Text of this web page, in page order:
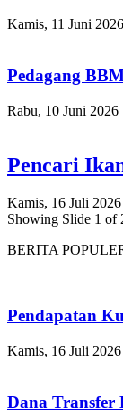
Kamis, 11 Juni 2026
Pedagang
Rabu, 10 Juni 2026
Pencari
Kamis, 16 Juli 2026
Showing Slide 1 of
BERITA
Pendapatan
Kamis, 16 Juli 2026
Dana Transfer